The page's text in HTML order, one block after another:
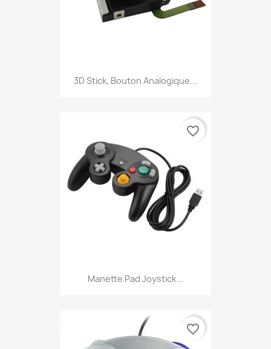
3D Stick, Bouton Analogique...
Manette Pad Joystick...
favorite_border
favorite_border